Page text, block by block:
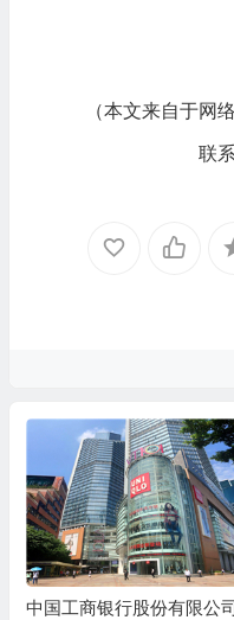
（本文来自于网
联
中国工商银行股份有限公